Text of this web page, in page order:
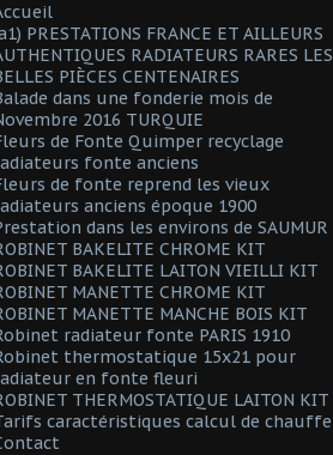
PRESTATIONS FRANCE ET AILLEURS
RADIATEURS RARES LES
PIÈCES CENTENAIRES
dans une fonderie mois de
2016 TURQUIE
de Fonte Quimper recyclage
fonte anciens
de fonte reprend les vieux
anciens époque 1900
dans les environs de SAUMUR
BAKELITE CHROME KIT
BAKELITE LAITON VIEILLI KIT
MANETTE CHROME KIT
MANETTE MANCHE BOIS KIT
radiateur fonte PARIS 1910
thermostatique 15x21 pour
en fonte fleuri
THERMOSTATIQUE LAITON KIT
caractéristiques calcul de chauffe